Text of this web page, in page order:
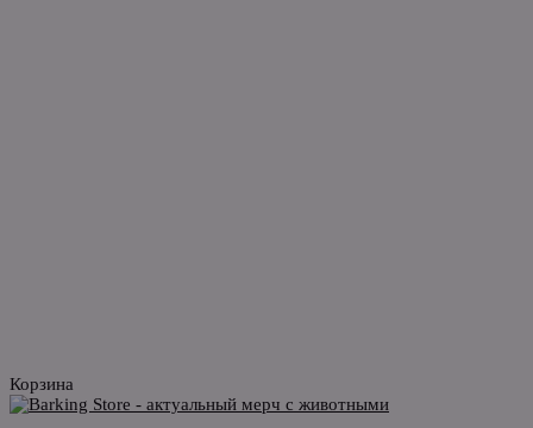
Корзина